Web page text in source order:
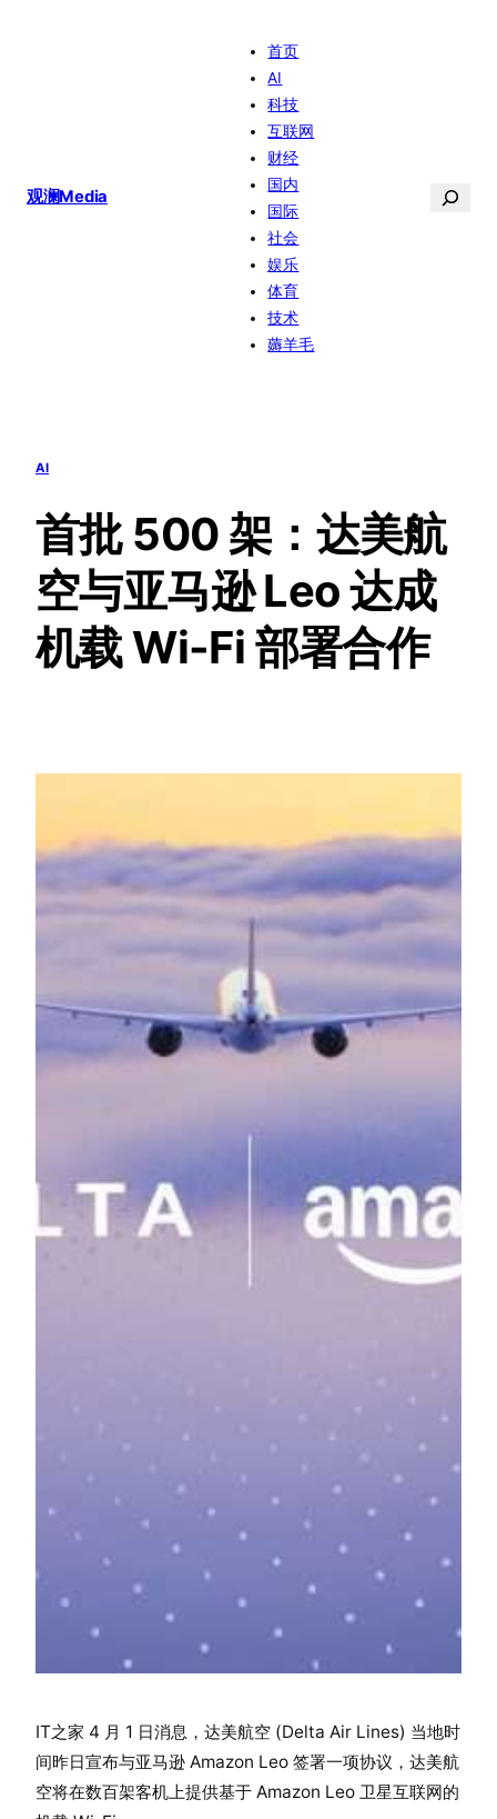
观澜Media
首页
AI
科技
互联网
财经
国内
国际
社会
娱乐
体育
技术
薅羊毛
搜
AI
首批 500 架：达美航
空与亚马逊 Leo 达成
机载 Wi-Fi 部署合作
IT之家 4 月 1 日消息，达美航空 (Delta Air Lines) 当地时
间昨日宣布与亚马逊 Amazon Leo 签署一项协议，达美航
空将在数百架客机上提供基于 Amazon Leo 卫星互联网的